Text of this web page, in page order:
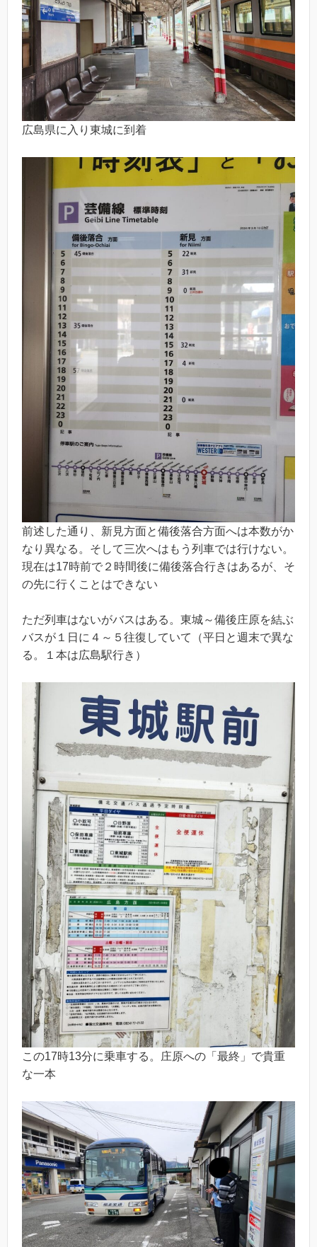
広島県に入り東城に到着
前述した通り、新見方面と備後落合方面へは本数がか
なり異なる。そして三次へはもう列車では行けない。
現在は17時前で２時間後に備後落合行きはあるが、そ
の先に行くことはできない
ただ列車はないがバスはある。東城～備後庄原を結ぶ
バスが１日に４～５往復していて（平日と週末で異な
る。１本は広島駅行き）
この17時13分に乗車する。庄原への「最終」で貴重
な一本